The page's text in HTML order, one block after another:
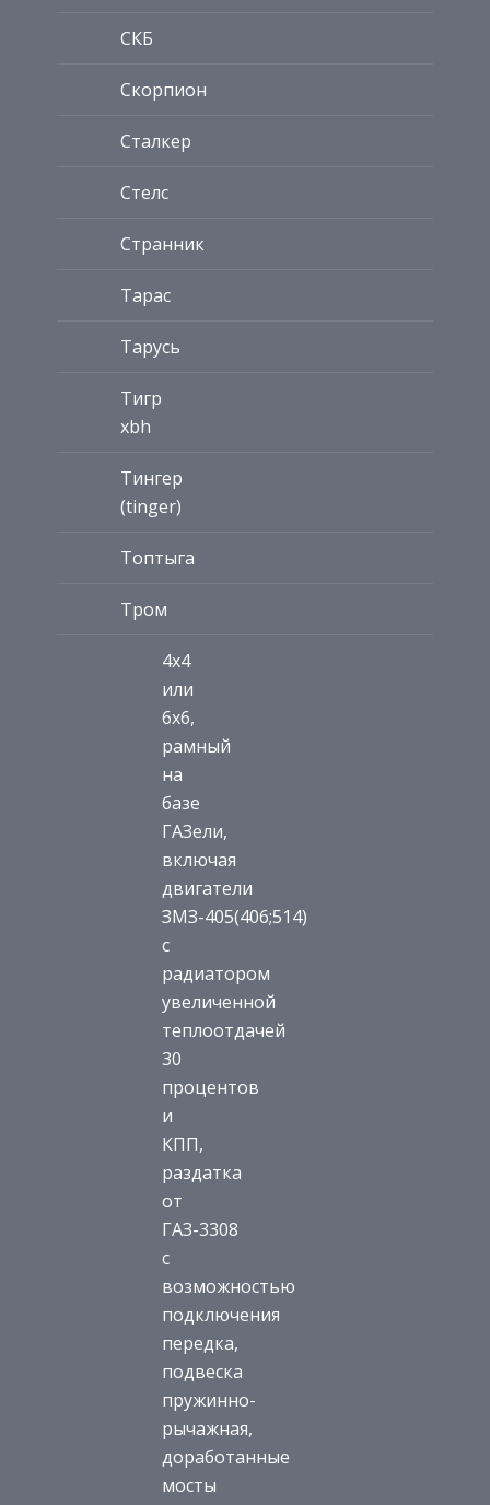
СКБ
Скорпион
Сталкер
Стелс
Странник
Тарас
Тарусь
Тигр
xbh
Тингер
(tinger)
Топтыга
Тром
4х4
или
6х6,
рамный
на
базе
ГАЗели,
включая
двигатели
ЗМЗ-405(406;514)
с
радиатором
увеличенной
теплоотдачей
30
процентов
и
КПП,
раздатка
от
ГАЗ-3308
с
возможностью
подключения
передка,
подвеска
пружинно-
рычажная,
доработанные
мосты